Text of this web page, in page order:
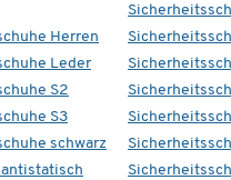
Herren
Leder
S2
S3
schwarz